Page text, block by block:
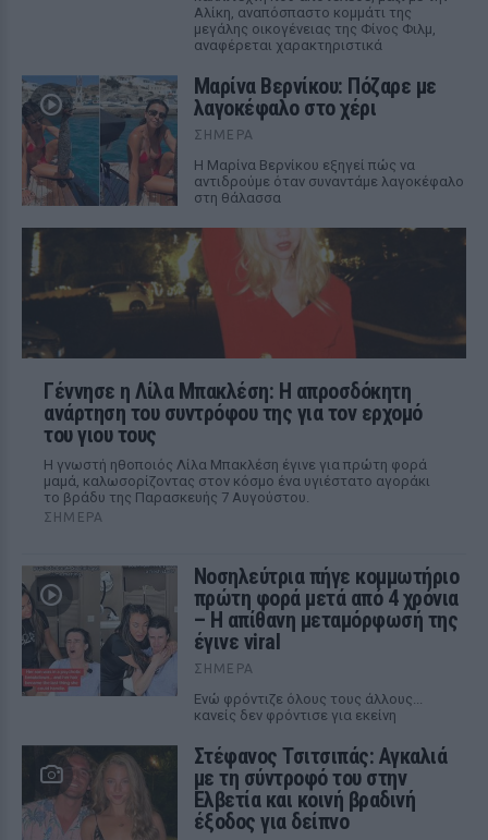
Αλίκη, αναπόσπαστο κομμάτι της
μεγάλης οικογένειας της Φίνος Φιλμ,
αναφέρεται χαρακτηριστικά
Μαρίνα Βερνίκου: Πόζαρε με
λαγοκέφαλο στο χέρι
ΣΉΜΕΡΑ
Η Μαρίνα Βερνίκου εξηγεί πώς να
αντιδρούμε όταν συναντάμε λαγοκέφαλο
στη θάλασσα
Γέννησε η Λίλα Μπακλέση: Η απροσδόκητη
ανάρτηση του συντρόφου της για τον ερχομό
του γιου τους
Η γνωστή ηθοποιός Λίλα Μπακλέση έγινε για πρώτη φορά
μαμά, καλωσορίζοντας στον κόσμο ένα υγιέστατο αγοράκι
το βράδυ της Παρασκευής 7 Αυγούστου.
ΣΉΜΕΡΑ
Νοσηλεύτρια πήγε κομμωτήριο
πρώτη φορά μετά από 4 χρόνια
– Η απίθανη μεταμόρφωσή της
έγινε viral
ΣΉΜΕΡΑ
Ενώ φρόντιζε όλους τους άλλους...
κανείς δεν φρόντισε για εκείνη
Στέφανος Τσιτσιπάς: Αγκαλιά
με τη σύντροφό του στην
Ελβετία και κοινή βραδινή
έξοδος για δείπνο